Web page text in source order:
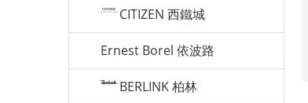
CITIZEN 西鐵城
Ernest Borel 依波路
BERLINK 柏林